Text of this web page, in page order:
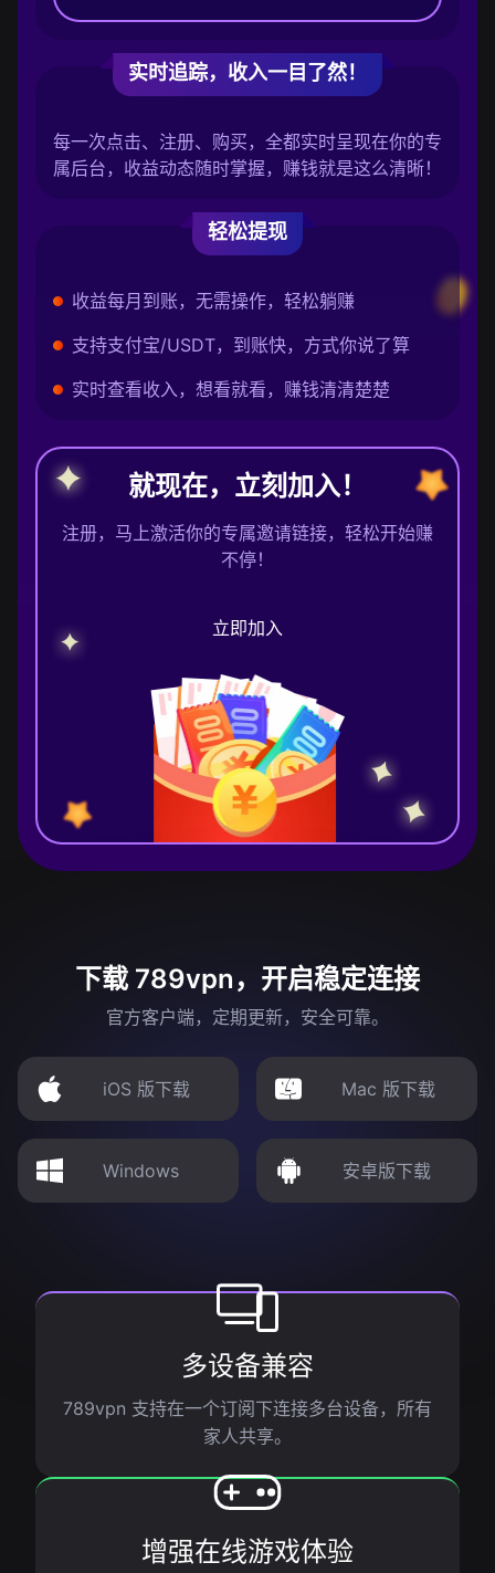
实时追踪，收入一目了然！
每一次点击、注册、购买，全都实时呈现在你的专
属后台，收益动态随时掌握，赚钱就是这么清晰！
轻松提现
收益每月到账，无需操作，轻松躺赚
支持支付宝/USDT，到账快，方式你说了算
实时查看收入，想看就看，赚钱清清楚楚
就现在，立刻加入！
注册，马上激活你的专属邀请链接，轻松开始赚
不停！
立即加入
下载 789vpn，开启稳定连接
官方客户端，定期更新，安全可靠。
iOS 版下载 Mac 版下载
Windows 安卓版下载
多设备兼容
789vpn 支持在一个订阅下连接多台设备，所有
家人共享。
增强在线游戏体验